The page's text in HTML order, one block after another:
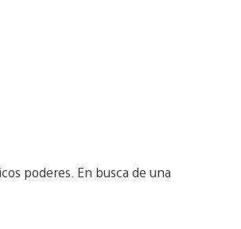
poderes. En busca de una